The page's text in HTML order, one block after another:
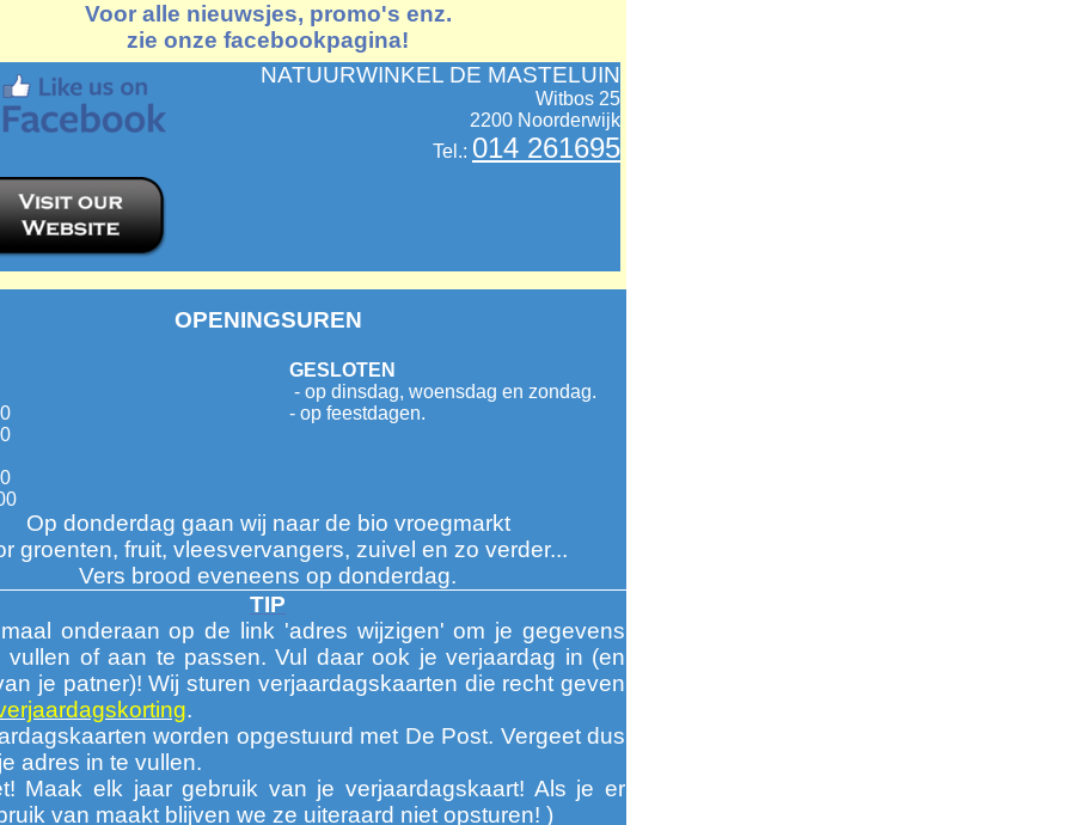
Voor alle nieuwsjes, promo's enz.
zie onze facebookpagina!
NATUURWINKEL DE MASTELUIN
Witbos 25
2200 Noorderwijk
Tel.: 014 261695
OPENINGSUREN
GESLOTEN
- op dinsdag, woensdag en zondag.
- op feestdagen.
Op donderdag gaan wij naar de bio vroegmarkt
groenten, fruit, vleesvervangers, zuivel en zo verder...
Vers brood eveneens op donderdag.
TIP
onderaan op de link 'adres wijzigen' om je gegevens
vullen of aan te passen. Vul daar ook je verjaardag in (en
je patner)! Wij sturen verjaardagskaarten die recht geven
.
worden opgestuurd met De Post. Vergeet dus
adres in te vullen.
Maak elk jaar gebruik van je verjaardagskaart! Als je er
van maakt blijven we ze uiteraard niet opsturen! )